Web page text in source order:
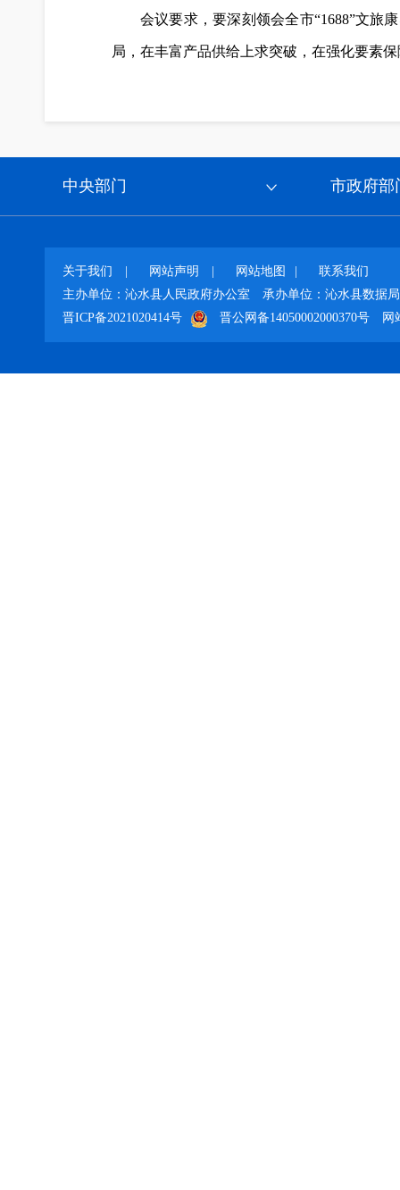
会议要求，要深刻领会全市“1688”文旅
局，在丰富产品供给上求突破，在强化要素
中央部门 市政府部
关于我们 网站声明 网站地图
联系我们
主办单位：沁水县人民政府办公室
承办单位：沁水县数据局
晋ICP备2021020414号
晋公网备14050002000370号 网